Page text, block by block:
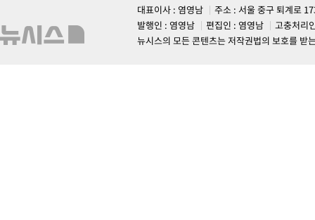
대표이사 : 염영남
주소 : 서울 중구 퇴계로
발행인 : 염영남
편집인 : 염영남
고충처리
뉴시스의 모든 콘텐츠는 저작권법의 보호를